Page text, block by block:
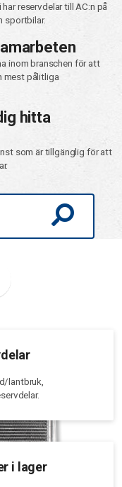
sportbilar.
inom branschen för att
mest pålitliga
hitta
som är tillgänglig för att
lantbruk,
i lager